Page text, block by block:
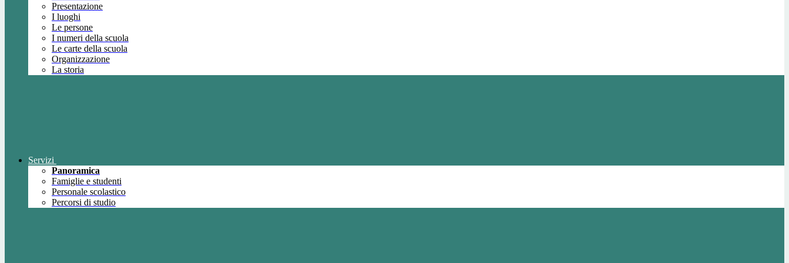
Presentazione
I luoghi
Le persone
I numeri della scuola
Le carte della scuola
Organizzazione
La storia
Servizi
Panoramica
Famiglie e studenti
Personale scolastico
Percorsi di studio